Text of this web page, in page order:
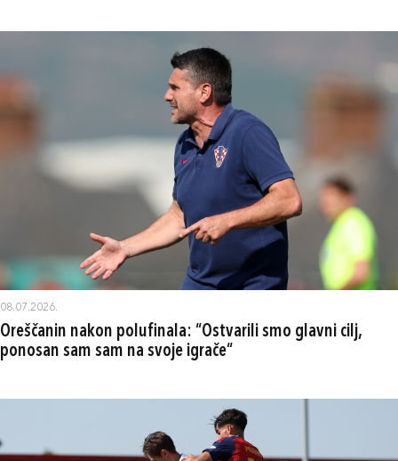
08.07.2026.
Oreščanin nakon polufinala: “Ostvarili smo glavni cilj,
ponosan sam sam na svoje igrače“